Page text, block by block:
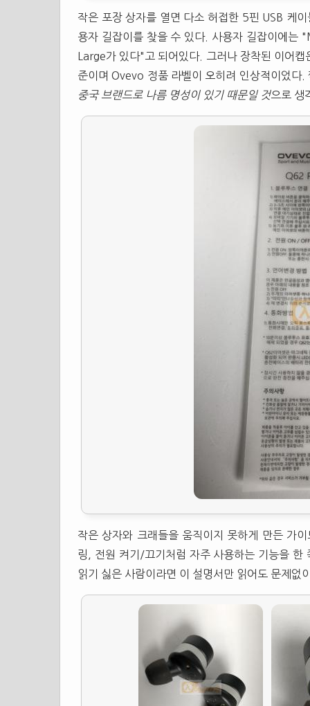
작은 포장 상자를 열면 다소 허접한 5핀 USB 케
용자 길잡이를 찾을 수 있다. 사용자 길잡이에는
Large가 있다"고 되어있다. 그러나 장착된 이어
준이며 Ovevo 정품 라벨이 오히려 인상적이었다
중국 브랜드로 나름 명성이 있기 때문일 것으로 생
작은 상자와 크래들을 움직이지 못하게 만든 가
링, 전원 켜기/끄기처럼 자주 사용하는 기능을 한
읽기 싫은 사람이라면 이 설명서만 읽어도 문제없